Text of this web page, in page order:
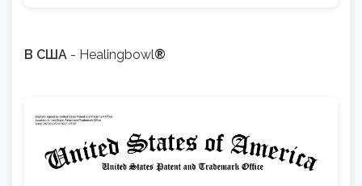
В США - Healingbowl®